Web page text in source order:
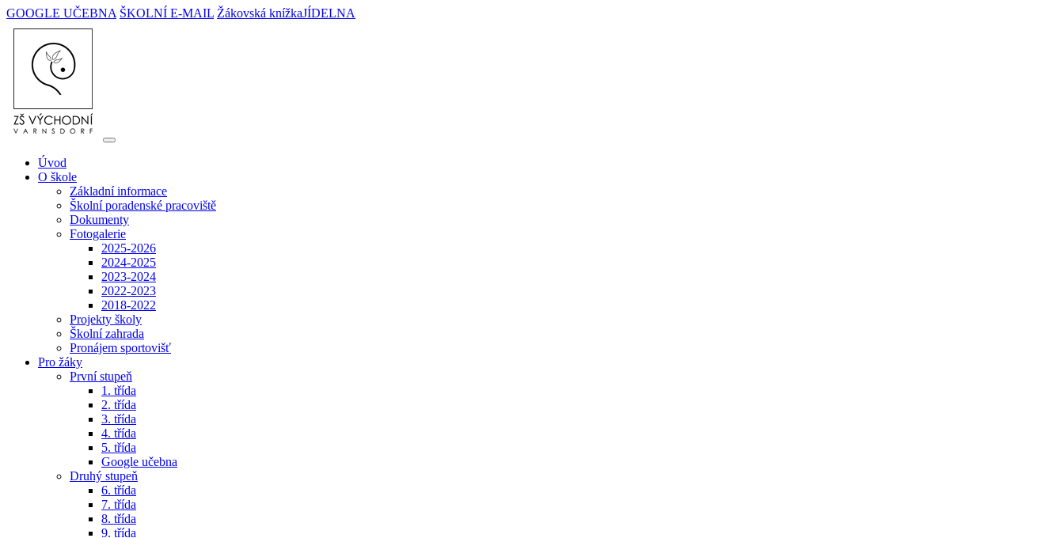
GOOGLE UČEBNA ŠKOLNÍ E-MAIL Žákovská knížkaJÍDELNA
Úvod
O škole
Základní informace
Školní poradenské pracoviště
Dokumenty
Fotogalerie
2025-2026
2024-2025
2023-2024
2022-2023
2018-2022
Projekty školy
Školní zahrada
Pronájem sportovišť
Pro žáky
První stupeň
1. třída
2. třída
3. třída
4. třída
5. třída
Google učebna
Druhý stupeň
6. třída
7. třída
8. třída
9. třída